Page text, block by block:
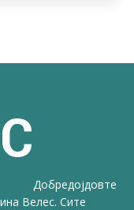
Добредојдовте
Велес. Сите